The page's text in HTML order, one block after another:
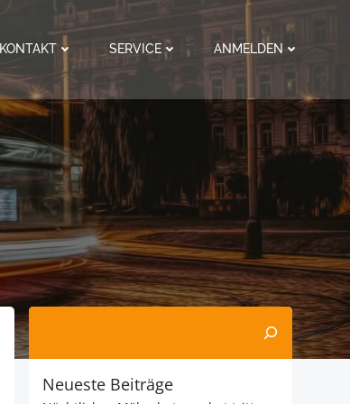
KONTAKT SERVICE ANMELDEN
Suchen
Neueste Beiträge